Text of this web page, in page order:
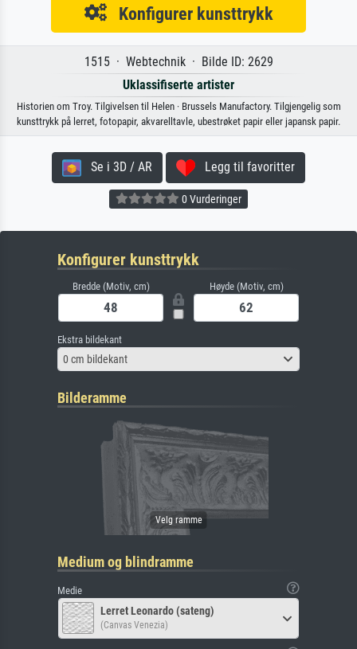
Konfigurer kunsttrykk
1515 · Webtechnik · Bilde ID: 2629
Uklassifiserte artister
Historien om Troy. Tilgivelsen til Helen · Brussels Manufactory. Tilgjengelig som
kunsttrykk på lerret, fotopapir, akvarelltavle, ubestrøket papir eller japansk papir.
Se i 3D / AR Legg til favoritter
0 Vurderinger
Konfigurer kunsttrykk
Bredde (Motiv, cm) Høyde (Motiv, cm)
Ekstra bildekant
0 cm bildekant
Bilderamme
Medium og blindramme
Medie
Lerret Leonardo (sateng)
(Canvas Venezia)